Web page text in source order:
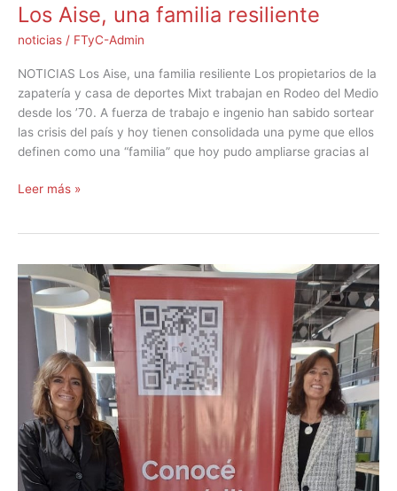
Los Aise, una familia resiliente
noticias / FTyC-Admin
NOTICIAS Los Aise, una familia resiliente Los propietarios de la
zapatería y casa de deportes Mixt trabajan en Rodeo del Medio
desde los ’70. A fuerza de trabajo e ingenio han sabido sortear
las crisis del país y hoy tienen consolidada una pyme que ellos
definen como una “familia” que hoy pudo ampliarse gracias al
Leer más »
El
FTyC
asesora
inversores